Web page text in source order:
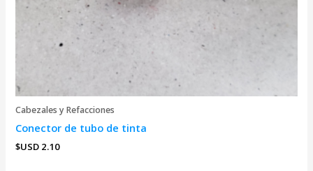
Cabezales y Refacciones
Conector de tubo de tinta
$USD 2.10